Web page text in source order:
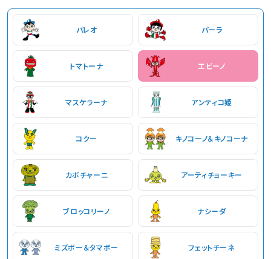
パレオ パーラ
トマトーナ エビーノ
マスケラーナ アンティコ姫
コクー キノコーノ＆キノコーナ
カボチャーニ アーティチョーキー
ブロッコリーノ ナシーダ
ミズボー＆タマボー フェットチーネ